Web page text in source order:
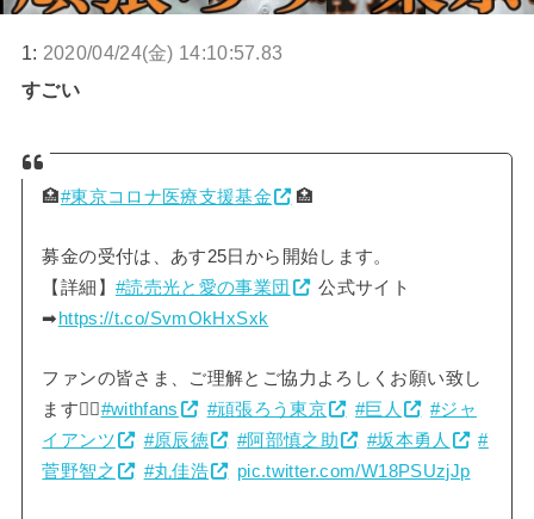
1: 2020/04/24(金) 14:10:57.83
すごい
🏥#東京コロナ医療支援基金 🏥
募金の受付は、あす25日から開始します。
【詳細】 #読売光と愛の事業団
公式サイト
➡ https://t.co/SvmOkHxSxk
ファンの皆さま、ご理解とご協力よろしくお願い致し
ます🙇‍♂️#withfans #頑張ろう東京 #巨人
#ジャ
イアンツ
#原辰徳 #阿部慎之助 #坂本勇人
#
菅野智之
#丸佳浩 pic.twitter.com/W18PSUzjJp